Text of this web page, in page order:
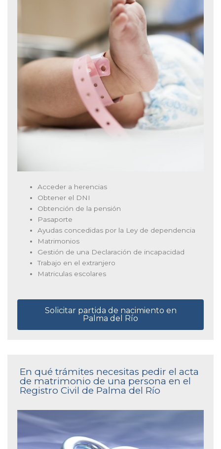
Acceder a herencias
Obtener el DNI
Obtención de la pensión
Pasaporte
Ayudas concedidas por la Ley de dependencia
Matrimonios
Gestión de una Declaración de incapacidad
Trabajo en el extranjero
Matriculas escolares
Solicitar partida de nacimiento en
Palma del Río
En qué trámites necesitas pedir el acta
de matrimonio de una persona en el
Registro Civil de Palma del Río